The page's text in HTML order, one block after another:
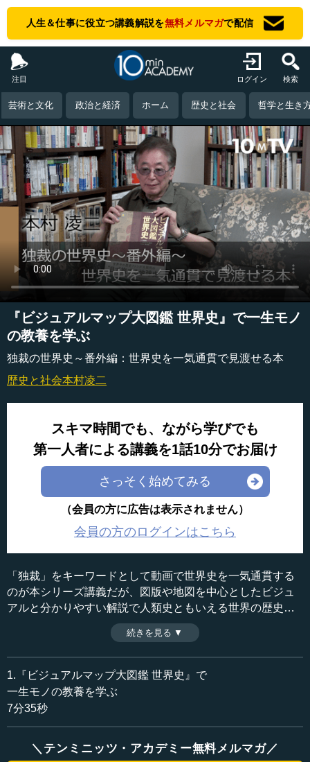
人生＆仕事に役立つ講義解説を無料メルマガで配信
注目 ログイン 検索
芸術と文化 政治と経済 ホーム 歴史と社会 哲学と生き
『ビジュアルマップ大図鑑 世界史』で一生モノ
の教養を学ぶ
独裁の世界史～番外編：世界史を一気通貫で見渡せる本
歴史と社会本村凌二
スキマ時間でも、ながら学びでも
第一人者による講義を1話10分でお届け
さっそく始めてみる
（会員の方に広告は表示されません）
会員の方のログインはこちら
「独裁」をキーワードとして動画で世界史を一気通貫する
のが本シリーズ講義だが、図版や地図を中心としたビジュ
アルと分かりやすい解説で人類史ともいえる世界の歴史を
一気通貫できるのが、『ビジュアルマップ大図鑑 世界史』
である。日本版を監修した本村凌二氏が「担当できて幸運
だった」と喜ぶのは、どういう理由があったからだろう
か。
※インタビュアー：川上達史（テンミニッツTV編集長）
収録日：2020年8月7日
追加日：2020年10月23日
カテゴリー：
歴史・民族
●2ページ見開きごとに人類史を学べる『ビジュアル
続きを見る ▼
1.『ビジュアルマップ大図鑑 世界史』で
一生モノの教養を学ぶ
7分35秒
＼テンミニッツ・アカデミー無料メルマガ／